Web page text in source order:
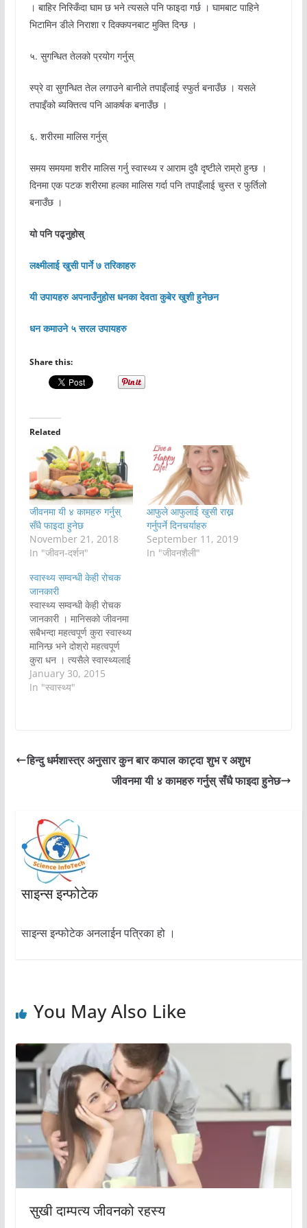
। बाहिर निस्किँदा घाम छ भने त्यसले पनि फाइदा गर्छ । घामबाट पाहिने
भिटामिन डीले निराशा र दिक्कपनबाट मुक्ति दिन्छ ।
५. सुगन्धित तेलको प्रयोग गर्नुस्
स्प्रे वा सुगन्धित तेल लगाउने बानीले तपाइँलाई स्फुर्त बनाउँछ । यसले
तपाइँको ब्यक्तित्व पनि आकर्षक बनाउँछ ।
६. शरीरमा मालिस गर्नुस्
समय समयमा शरीर मालिस गर्नु स्वास्थ्य र आराम दुवै दृष्टीले राम्रो हुन्छ ।
दिनमा एक पटक शरीरमा हल्का मालिस गर्दा पनि तपाइँलाई चुस्त र फुर्तिलो
बनाउँछ ।
यो पनि पढ्नुहोस्
लक्ष्मीलाई खुसी पार्ने ७ तरिकाहरु
यी उपायहरु अपनाउँनुहोस धनका देवता कुबेर खुशी हुनेछन
धन कमाउने ५ सरल उपायहरु
Share this:
Related
जीवनमा यी ४ कामहरु गर्नुस्
सँधै फाइदा हुनेछ
November 21, 2018
In "जीवन-दर्शन"
आफुले आफुलाई खुसी राख्न
गर्नुपर्ने दिनचर्याहरु
September 11, 2019
In "जीवनशैली"
स्वास्थ्य सम्वन्धी केही रोचक
जानकारी
स्वास्थ्य सम्वन्धी केही रोचक
जानकारी । मानिसको जीवनमा
सबैभन्दा महत्वपूर्ण कुरा स्वास्थ्य
मानिन्छ भने दोश्रो महत्वपूर्ण
कुरा धन । त्यसैले स्वास्थ्यलाई
पनि धन नै भन्ने गरिएको हो ।
तर पहिलो धन भएन भने दोश्रो
January 30, 2015
In "स्वास्थ्य"
हिन्दु धर्मशास्त्र अनुसार कुन बार कपाल काट्दा शुभ र अशुभ
जीवनमा यी ४ कामहरु गर्नुस् सँधै फाइदा हुनेछ
साइन्स इन्फोटेक
साइन्स इन्फोटेक अनलाईन पत्रिका हो ।
You May Also Like
सुखी दाम्पत्य जीवनको रहस्य